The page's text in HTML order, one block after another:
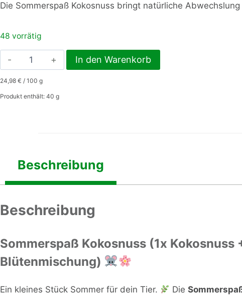
Die Sommerspaß Kokosnuss bringt natürliche
48 vorrätig
Sommerspaß
Kokosnuss
Menge
In den Warenkorb
24,98 € / 100 g
Produkt enthält: 40 g
Beschreibung
Beschreibung
Sommerspaß Kokosnuss (1x Kokosnuss
Blütenmischung)
Ein kleines Stück Sommer für dein Tier. Die